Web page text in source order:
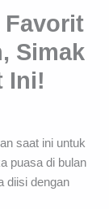
Favorit
Simak
Ini!
saat ini untuk
puasa di bulan
diisi dengan